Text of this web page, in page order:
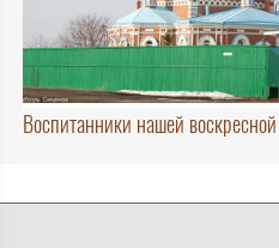
Воспитанники нашей